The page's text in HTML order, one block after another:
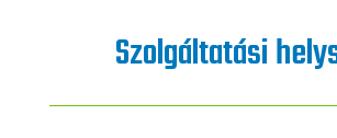
Szolgáltatási